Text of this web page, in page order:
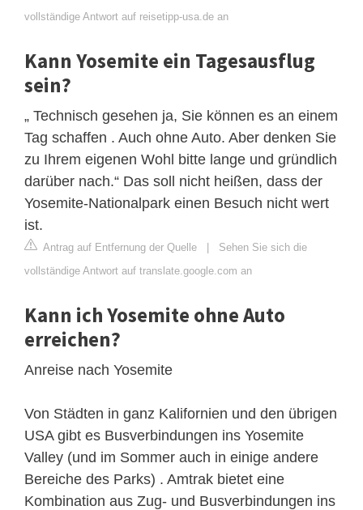
vollständige Antwort auf reisetipp-usa.de an
Kann Yosemite ein Tagesausflug
sein?
„ Technisch gesehen ja, Sie können es an einem
Tag schaffen . Auch ohne Auto. Aber denken Sie
zu Ihrem eigenen Wohl bitte lange und gründlich
darüber nach.“ Das soll nicht heißen, dass der
Yosemite-Nationalpark einen Besuch nicht wert
ist.
Antrag auf Entfernung der Quelle | Sehen Sie sich die
vollständige Antwort auf translate.google.com an
Kann ich Yosemite ohne Auto
erreichen?
Anreise nach Yosemite
Von Städten in ganz Kalifornien und den übrigen
USA gibt es Busverbindungen ins Yosemite
Valley (und im Sommer auch in einige andere
Bereiche des Parks) . Amtrak bietet eine
Kombination aus Zug- und Busverbindungen ins